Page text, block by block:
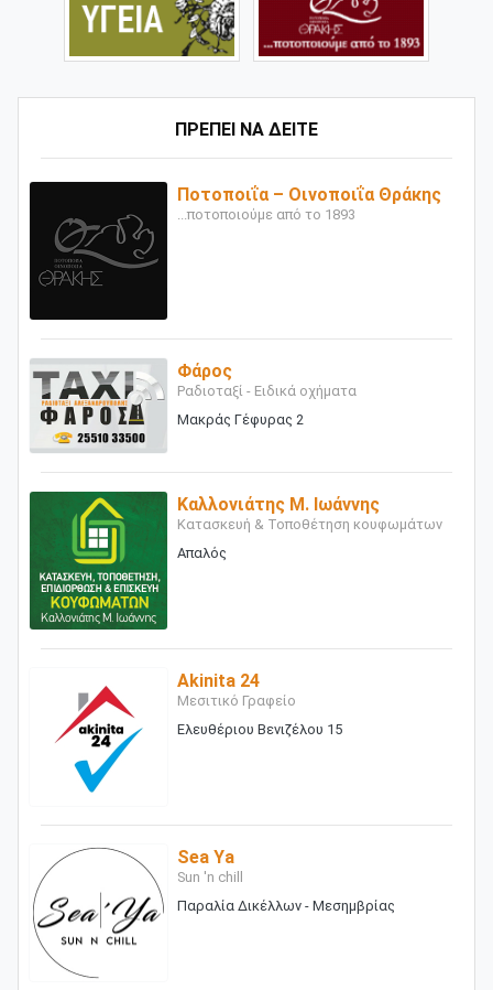
ΠΡΕΠΕΙ ΝΑ ΔΕΙΤΕ
Ποτοποιΐα – Οινοποιΐα Θράκης
...ποτοποιούμε από το 1893
Φάρος
Ραδιοταξί - Ειδικά οχήματα
Μακράς Γέφυρας 2
Καλλονιάτης Μ. Ιωάννης
Κατασκευή & Τοποθέτηση κουφωμάτων
Απαλός
Akinita 24
Μεσιτικό Γραφείο
Ελευθέριου Βενιζέλου 15
Sea Ya
Sun 'n chill
Παραλία Δικέλλων - Μεσημβρίας